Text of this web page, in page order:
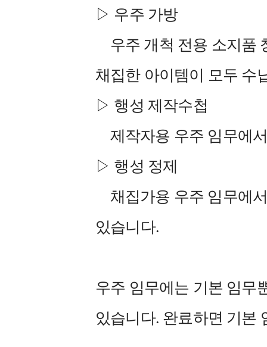
▷ 우주 가방
우주 개척 전용 소지품
채집한 아이템이 모두 수
▷ 행성 제작수첩
제작자용 우주 임무에
▷ 행성 정제
채집가용 우주 임무에
있습니다.
우주 임무에는 기본 임무
있습니다. 완료하면 기본